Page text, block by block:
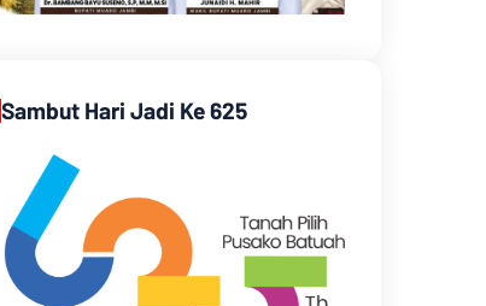
Sambut Hari Jadi Ke 625